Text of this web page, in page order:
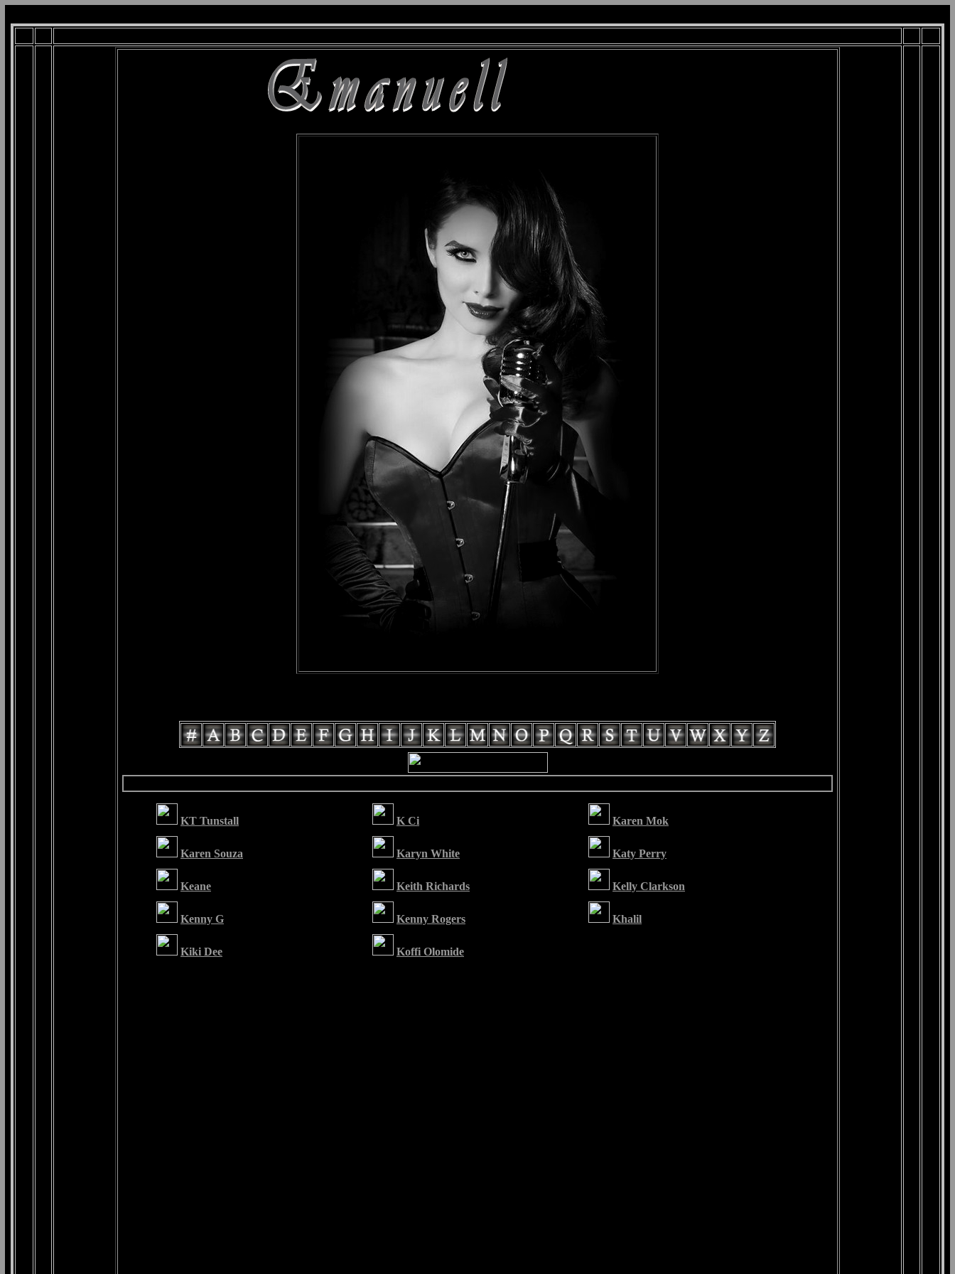
KT Tunstall K Ci Karen Mok
Karen Souza Karyn White Katy Perry
Keane Keith Richards Kelly Clarkson
Kenny G Kenny Rogers Khalil
Kiki Dee Koffi Olomide